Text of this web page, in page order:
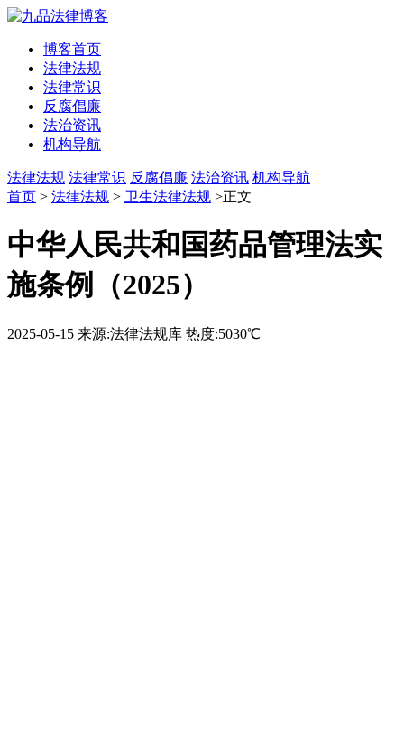
博客首页
法律法规
法律常识
反腐倡廉
法治资讯
机构导航
法律法规 法律常识 反腐倡廉 法治资讯 机构导航
首页 > 法律法规 > 卫生法律法规 >正文
中华人民共和国药品管理法实
施条例（2025）
2025-05-15 来源:法律法规库 热度:5030℃